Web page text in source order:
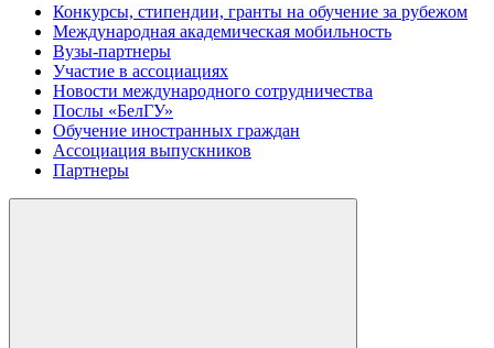
Конкурсы, стипендии, гранты на обучение за рубежом
Международная академическая мобильность
Вузы-партнеры
Участие в ассоциациях
Новости международного сотрудничества
Послы «БелГУ»
Обучение иностранных граждан
Ассоциация выпускников
Партнеры